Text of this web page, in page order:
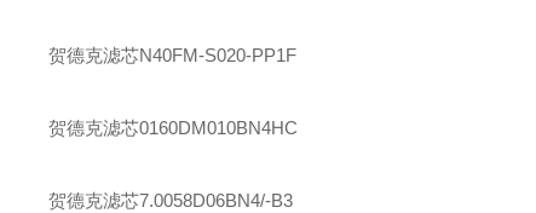
贺德克滤芯N40FM-S020-PP1F
贺德克滤芯0160DM010BN4HC
贺德克滤芯7.0058D06BN4/-B3